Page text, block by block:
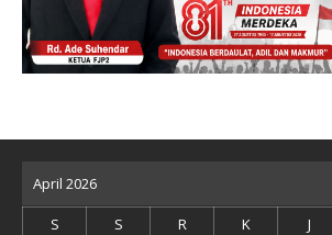
April 2026
S S R K J